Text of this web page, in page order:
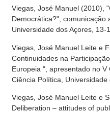
Viegas, José Manuel (2010),
Democrática?", comunicação
Universidade dos Açores,
Viegas, José Manuel Leite e
Continuidades na
Europeia ", apresentado no
Ciência Política,
Viegas, José Manuel Leite e
Deliberation – attitudes of